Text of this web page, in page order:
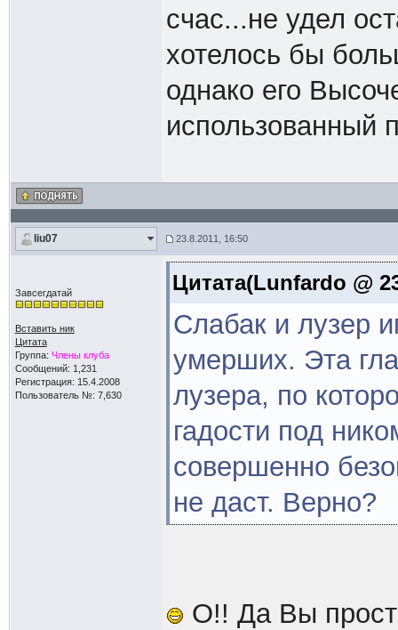
счас...не удел
хотелось бы
однако его
использованный
liu07 23.8.2011, 16:50
Завсегдатай
Вставить ник
Цитата
Группа: Члены клуба
Сообщений: 1,231
Регистрация: 15.4.2008
Пользователь №: 7,630
Цитата(Lunfardo @
Слабак и лузер
умерших. Эта
лузера, по
гадости под
совершенно
не даст. Верно?
О!! Да Вы